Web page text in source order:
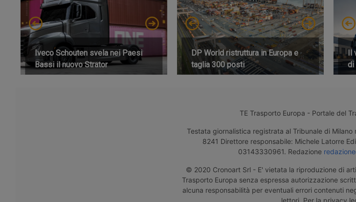
Iveco Schouten svela nei Paesi
Bassi il nuovo Strator
DP World ristruttura in Europa e
taglia 300 posti
Il
di
TE Trasporto Europa - Portale del
Testata giornalistica registrata al Tribunale di
8241 Direttore responsabile: Michele Latorre
03143330961. Redazione
© 2020 Cronoart Srl - E' vietata la riproduzione di
Trasporto Europa senza espressa autorizzazione
alcuna responsabilità per eventuali errori contenuti
lettori. Per la privacy